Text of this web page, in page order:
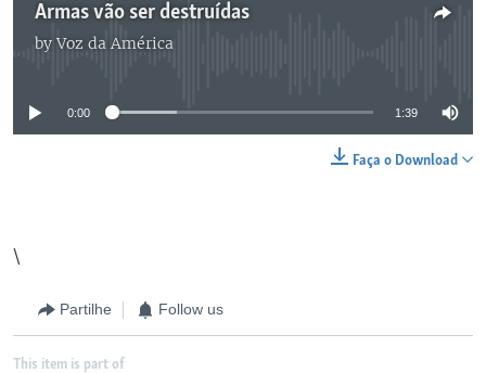
Armas vão ser destruídas
byVoz da América
No media source currently available
0:00 1:39
Faça o Download
\
Partilhe Follow us
This item is part of